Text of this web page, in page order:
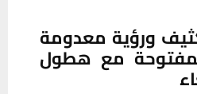
ورؤية معدومة
مع هطول